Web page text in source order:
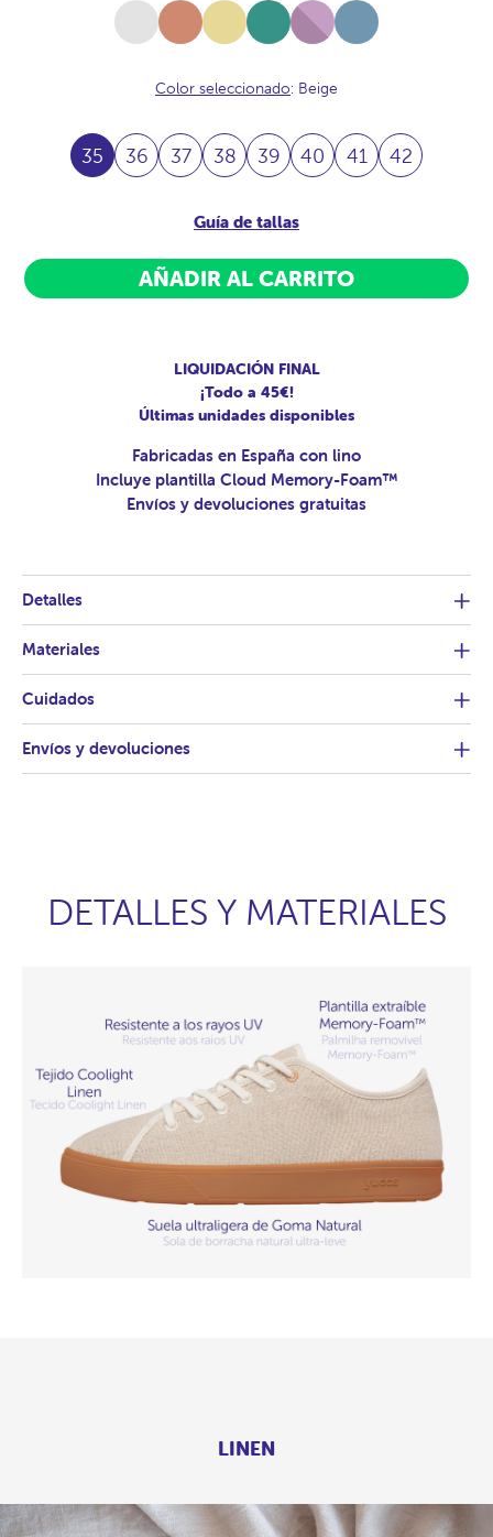
White Terracota Amarillo-
Toscana
Salvia Malva Denim
Color seleccionado: Beige
35 36 37 38 39 40 41 42
Guía de tallas
AÑADIR AL CARRITO
LIQUIDACIÓN FINAL
¡Todo a 45€!
Últimas unidades disponibles
Fabricadas en España con lino
Incluye plantilla Cloud Memory-Foam™
Envíos y devoluciones gratuitas
Detalles
Materiales
Cuidados
Envíos y devoluciones
DETALLES Y MATERIALES
LINEN